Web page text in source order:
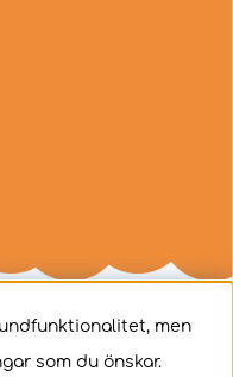
men
som du önskar.